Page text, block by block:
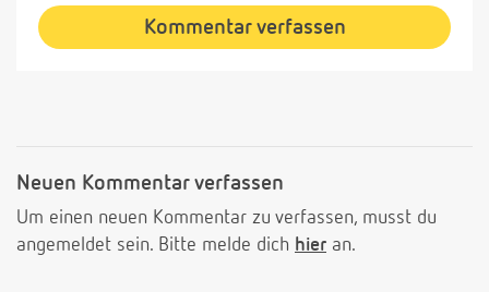
Kommentar verfassen
Neuen Kommentar verfassen
Um einen neuen Kommentar zu verfassen, musst du
angemeldet sein. Bitte melde dich hier an.